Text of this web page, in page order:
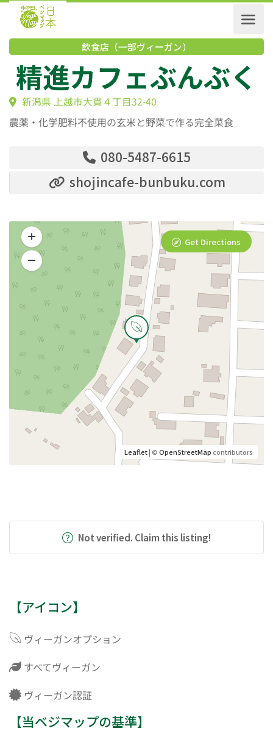
飲食店（一部ヴィーガン）
精進カフェぶんぶ
新潟県 上越市大貫４丁目32-40
農薬・化学肥料不使用の玄米と野菜で作る完全菜食
080-5487-6615
shojincafe-bunbuku.com
Leaflet| ©OpenStreetMapcontributors
Get Directions
Not verified. Claim this listing!
【アイコン】
ヴィーガンオプション
すべてヴィーガン
ヴィーガン認証
【当ベジマップの基準】